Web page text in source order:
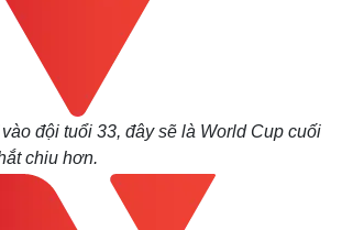
đội tuổi 33, đây sẽ là World Cup cuối
chiu hơn.